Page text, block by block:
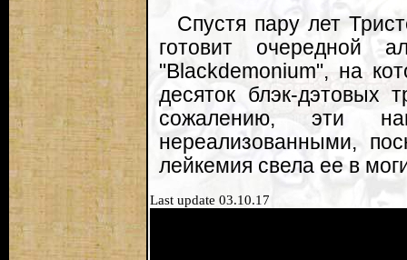
Спустя пару лет
готовит очередной
"Blackdemonium", на
десяток блэк-дэтовых
сожалению, эти
нереализованными,
лейкемия свела ее в
Last update 03.10.17